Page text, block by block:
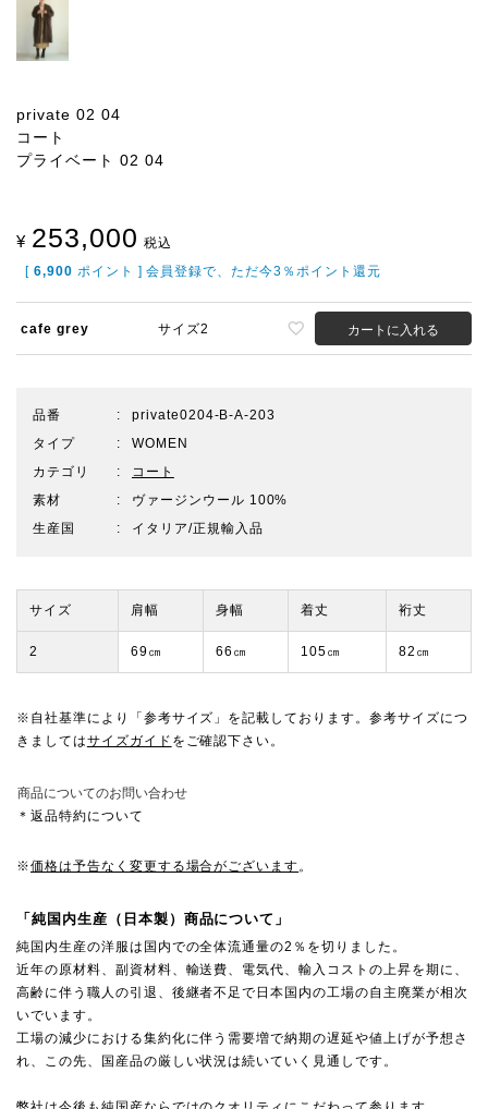
private 02 04
コート
プライベート 02 04
¥ 253,000 税込
[ 6,900 ポイント ] 会員登録で、ただ今3％ポイント還元
cafe grey サイズ2 カートに入れる
品番
private0204-B-A-203
タイプ
WOMEN
カテゴリ
コート
素材
ヴァージンウール 100%
生産国
イタリア/正規輸入品
サイズ 肩幅 身幅 着丈 裄丈
2 69㎝ 66㎝ 105㎝ 82㎝
※自社基準により「参考サイズ」を記載しております。参考サイズにつ
きましてはサイズガイド をご確認下さい。
商品についてのお問い合わせ
＊返品特約について
※価格は予告なく変更する場合がございます。
「純国内生産（日本製）商品について」
純国内生産の洋服は国内での全体流通量の2％を切りました。
近年の原材料、副資材料、輸送費、電気代、輸入コストの上昇を期に、
高齢に伴う職人の引退、後継者不足で日本国内の工場の自主廃業が相次
いでいます。
工場の減少における集約化に伴う需要増で納期の遅延や値上げが予想さ
れ、この先、国産品の厳しい状況は続いていく見通しです。